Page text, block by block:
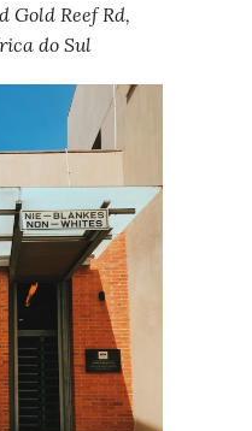
Gold Reef Rd,
do Sul